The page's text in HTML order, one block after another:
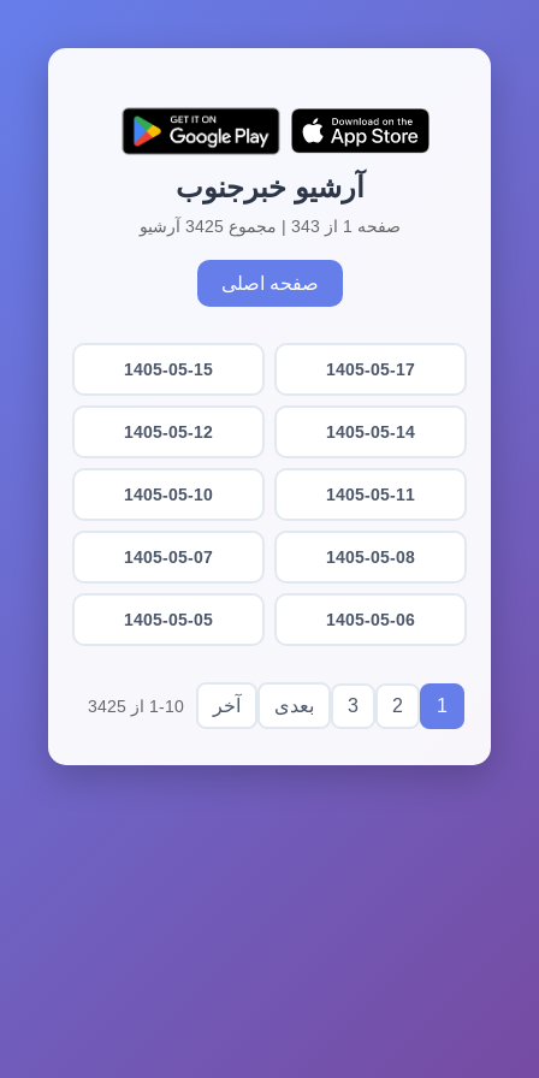
آرشیو خبرجنوب
صفحه 1 از 343 | مجموع 3425 آرشیو
صفحه اصلی
1405-05-17
1405-05-15
1405-05-14
1405-05-12
1405-05-11
1405-05-10
1405-05-08
1405-05-07
1405-05-06
1405-05-05
1
2
3 بعدی آخر 1-10 از 3425